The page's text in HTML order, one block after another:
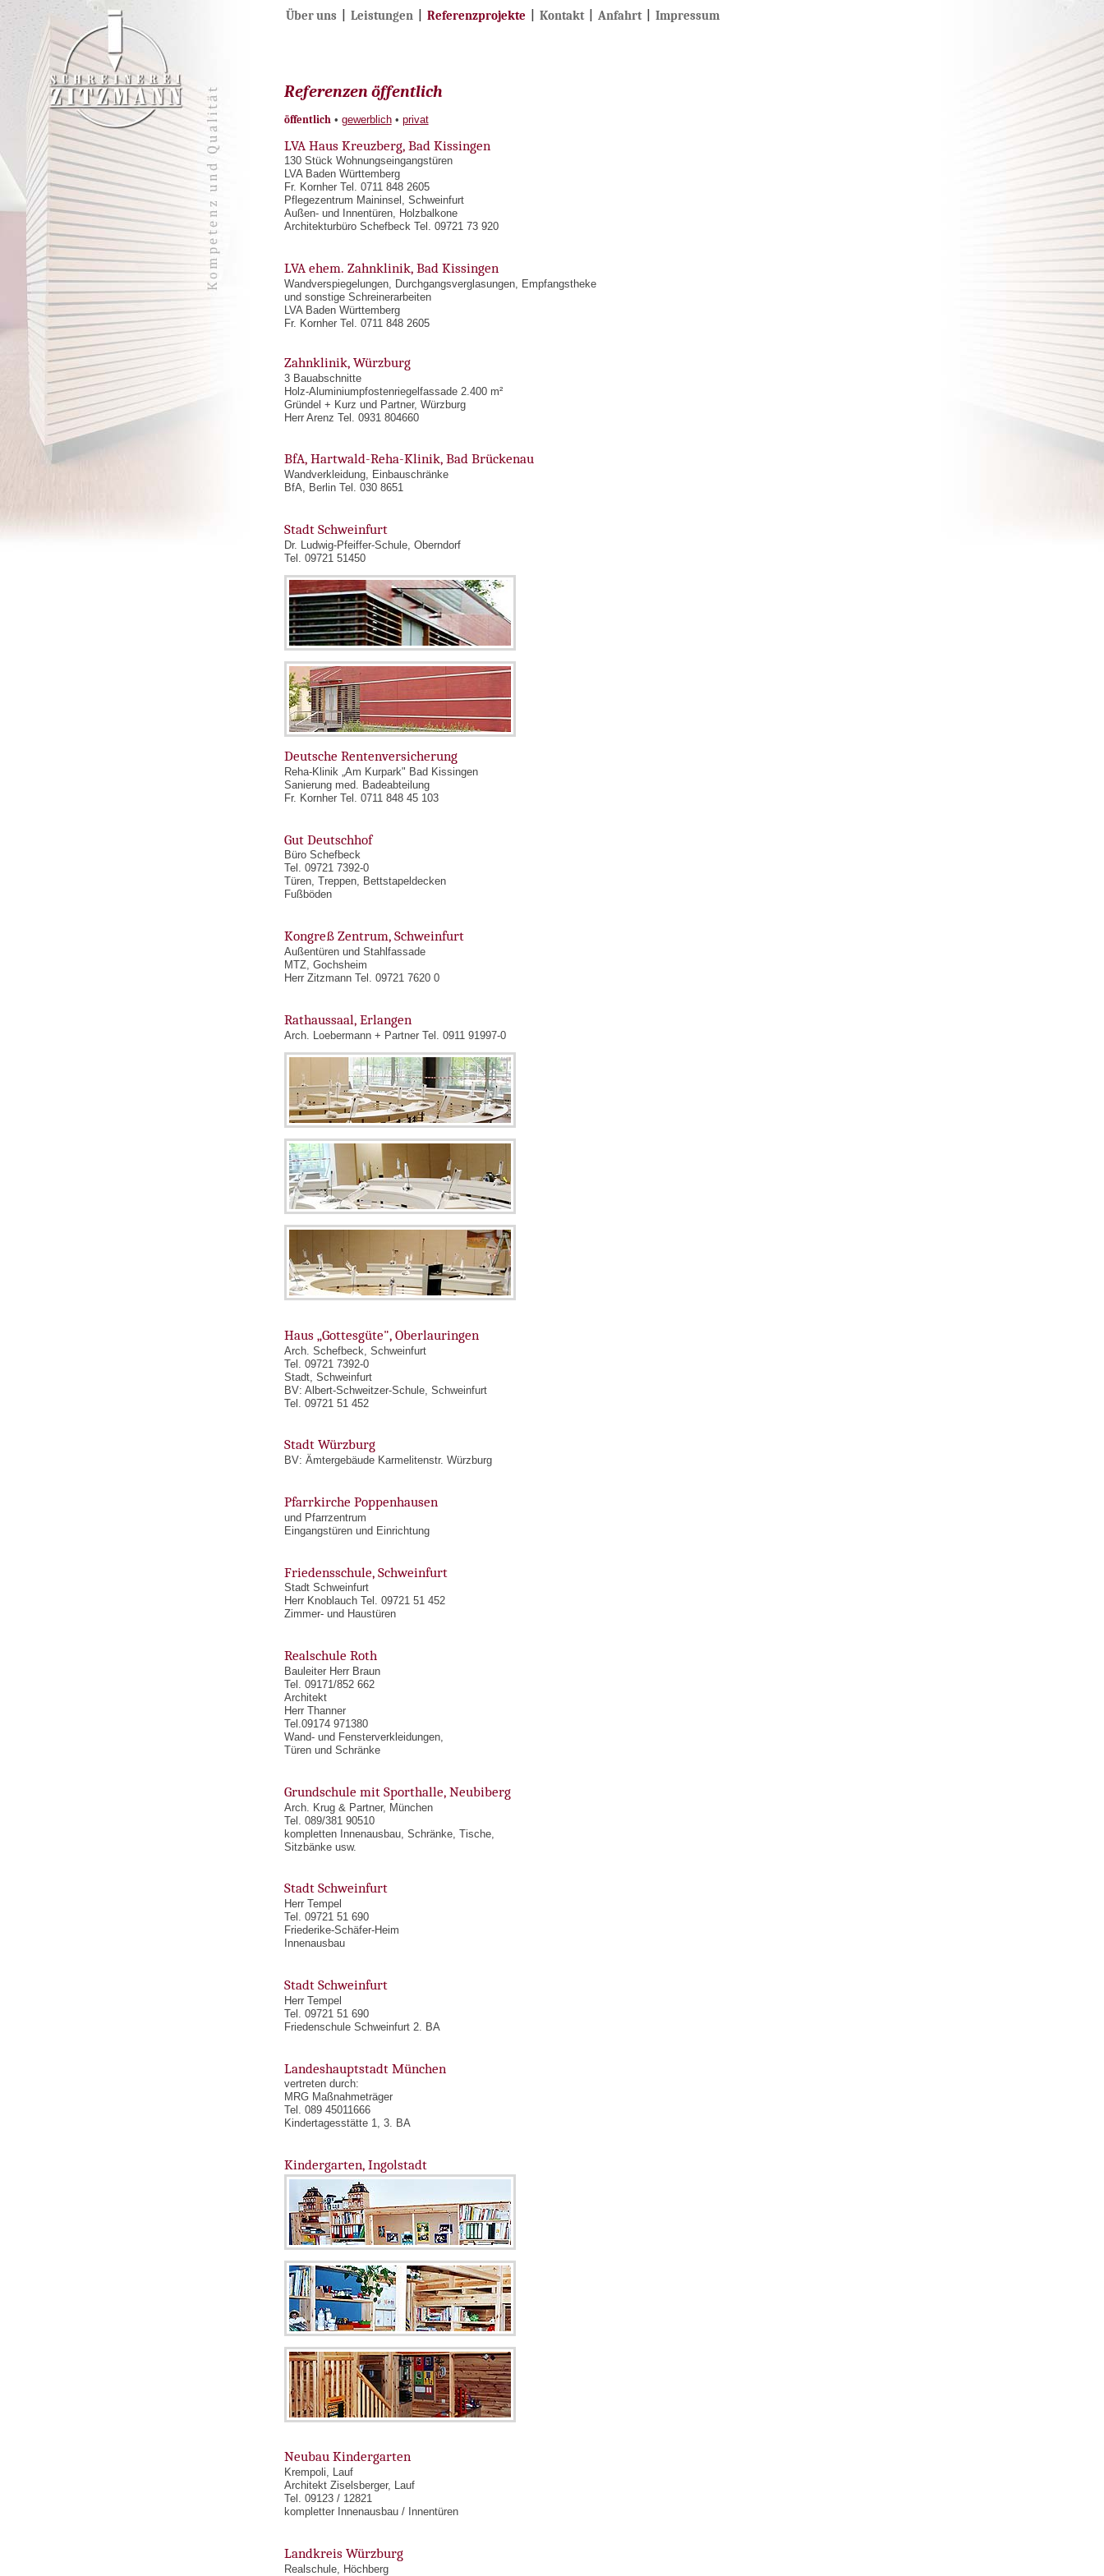
Über uns Leistungen Referenzprojekte Kontakt| Anfahrt| Impressum
Referenzen öffentlich
öffentlich • gewerblich• privat
LVA Haus Kreuzberg, Bad Kissingen
130 Stück Wohnungseingangstüren
LVA Baden Württemberg
Fr. Kornher Tel. 0711 848 2605
Pflegezentrum Maininsel, Schweinfurt
Außen- und Innentüren, Holzbalkone
Architekturbüro Schefbeck Tel. 09721 73 920
LVA ehem. Zahnklinik, Bad Kissingen
Wandverspiegelungen, Durchgangsverglasungen, Empfangstheke
und sonstige Schreinerarbeiten
LVA Baden Württemberg
Fr. Kornher Tel. 0711 848 2605
Zahnklinik, Würzburg
3 Bauabschnitte
Holz-Aluminiumpfostenriegelfassade 2.400 m²
Gründel + Kurz und Partner, Würzburg
Herr Arenz Tel. 0931 804660
BfA, Hartwald-Reha-Klinik, Bad Brückenau
Wandverkleidung, Einbauschränke
BfA, Berlin Tel. 030 8651
Stadt Schweinfurt
Dr. Ludwig-Pfeiffer-Schule, Oberndorf
Tel. 09721 51450
Deutsche Rentenversicherung
Reha-Klinik „Am Kurpark" Bad Kissingen
Sanierung med. Badeabteilung
Fr. Kornher Tel. 0711 848 45 103
Gut Deutschhof
Büro Schefbeck
Tel. 09721 7392-0
Türen, Treppen, Bettstapeldecken
Fußböden
Kongreß Zentrum, Schweinfurt
Außentüren und Stahlfassade
MTZ, Gochsheim
Herr Zitzmann Tel. 09721 7620 0
Rathaussaal, Erlangen
Arch. Loebermann + Partner Tel. 0911 91997-0
Haus „Gottesgüte", Oberlauringen
Arch. Schefbeck, Schweinfurt
Tel. 09721 7392-0
Stadt, Schweinfurt
BV: Albert-Schweitzer-Schule, Schweinfurt
Tel. 09721 51 452
Stadt Würzburg
BV: Ämtergebäude Karmelitenstr. Würzburg
Pfarrkirche Poppenhausen
und Pfarrzentrum
Eingangstüren und Einrichtung
Friedensschule, Schweinfurt
Stadt Schweinfurt
Herr Knoblauch Tel. 09721 51 452
Zimmer- und Haustüren
Realschule Roth
Bauleiter Herr Braun
Tel. 09171/852 662
Architekt
Herr Thanner
Tel.09174 971380
Wand- und Fensterverkleidungen,
Türen und Schränke
Grundschule mit Sporthalle, Neubiberg
Arch. Krug & Partner, München
Tel. 089/381 90510
kompletten Innenausbau, Schränke, Tische,
Sitzbänke usw.
Stadt Schweinfurt
Herr Tempel
Tel. 09721 51 690
Friederike-Schäfer-Heim
Innenausbau
Stadt Schweinfurt
Herr Tempel
Tel. 09721 51 690
Friedenschule Schweinfurt 2. BA
Landeshauptstadt München
vertreten durch:
MRG Maßnahmeträger
Tel. 089 45011666
Kindertagesstätte 1, 3. BA
Kindergarten, Ingolstadt
Neubau Kindergarten
Krempoli, Lauf
Architekt Ziselsberger, Lauf
Tel. 09123 / 12821
kompletter Innenausbau / Innentüren
Landkreis Würzburg
Realschule, Höchberg